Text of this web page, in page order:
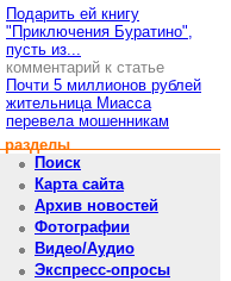
Подарить ей книгу
"Приключения Буратино",
пусть из...
комментарий к статье
Почти 5 миллионов рублей
жительница Миасса
перевела мошенникам
разделы
Поиск
Карта сайта
Архив новостей
Фотографии
Видео/Аудио
Экспресс-опросы